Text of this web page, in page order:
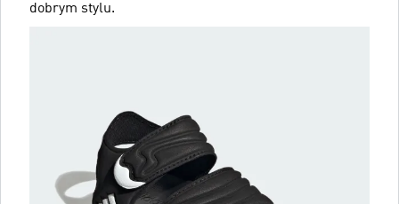
dobrym stylu.